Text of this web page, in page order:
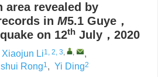
area revealed by
in M5.1 Guye，
on 12th July，2020
Xiaojun Li1, 2, 3, ,
,
Rong1, Yi Ding2